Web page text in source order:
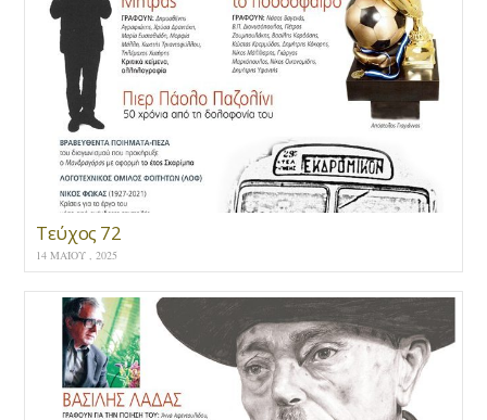
Τεύχος 72
14 ΜΑΪ́ΟΥ , 2025